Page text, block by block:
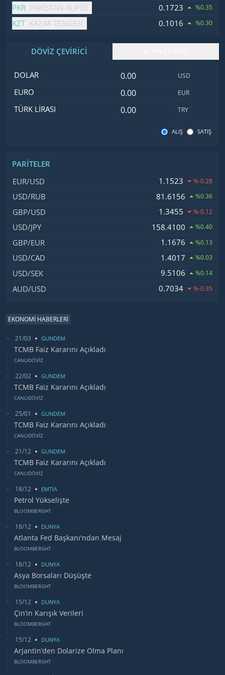
PKR PAKISTAN RUPISI 0.1723 %0.35
KZT KAZAK TENGESI 0.1016 %0.30
DÖVİZ ÇEVİRİCİ
İsimDeğer
DOLAR Dolar değeri USD
EURO Euro değeri EUR
TÜRK LIRASI Türk Lirası değeri
TRY
ALIŞ SATIŞ
PARITELER
İsim, Kod
EUR/USD 1.1523 %-0.28
USD/RUB 81.6156 %0.36
GBP/USD 1.3455 %-0.12
USD/JPY 158.4100 %0.40
GBP/EUR 1.1676 %0.13
USD/CAD 1.4017 %0.03
USD/SEK 9.5106 %0.14
AUD/USD 0.7034 %-0.35
EKONOMİ HABERLERİ
21/03 GUNDEM
TCMB Faiz Kararını Açıkladı
CANLIDÖVİZ
22/02 GUNDEM
TCMB Faiz Kararını Açıkladı
CANLIDÖVİZ
25/01 GUNDEM
TCMB Faiz Kararını Açıkladı
CANLIDÖVİZ
21/12 GUNDEM
TCMB Faiz Kararını Açıkladı
CANLIDÖVİZ
18/12 EMTİA
Petrol Yükselişte
BLOOMBERGHT
18/12 DUNYA
Atlanta Fed Başkanı'ndan Mesaj
BLOOMBERGHT
18/12 DUNYA
Asya Borsaları Düşüşte
BLOOMBERGHT
15/12 DUNYA
Çin’in Karışık Verileri
BLOOMBERGHT
15/12 DUNYA
Arjantin’den Dolarize Olma Planı
BLOOMBERGHT